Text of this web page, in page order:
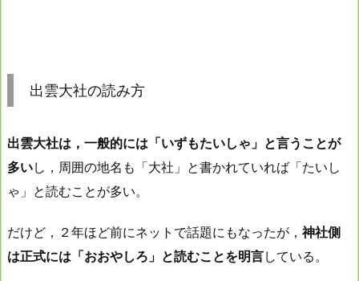
出雲大社の読み方
出雲大社は，一般的には「いずもたいしゃ」と言うことが
多いし，周囲の地名も「大社」と書かれていれば「たいし
ゃ」と読むことが多い。
だけど，２年ほど前にネットで話題にもなったが， 神社側
は正式には「おおやしろ」と読むことを明言している。